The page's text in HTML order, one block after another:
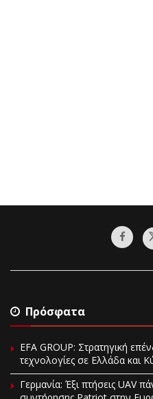
Πρόσφατα
EFA GROUP: Στρατηγική
τεχνολογίες σε Ελλάδα και
Γερμανία: Έξι πτήσεις UAV